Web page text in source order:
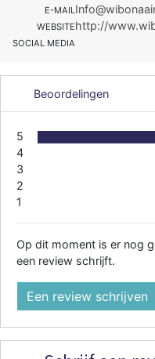
E-MAIL
WEBSITEhttp://
SOCIAL MEDIA
Beoordelingen
5
4
3
2
1
Op dit moment is er nog
een review schrijft.
Een review schrijven